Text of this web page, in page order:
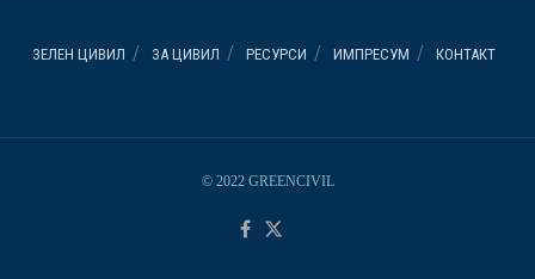
ЗЕЛЕН ЦИВИЛ ЗА ЦИВИЛ РЕСУРСИ ИМПРЕСУМ КОНТАКТ
© 2022 GREENCIVIL